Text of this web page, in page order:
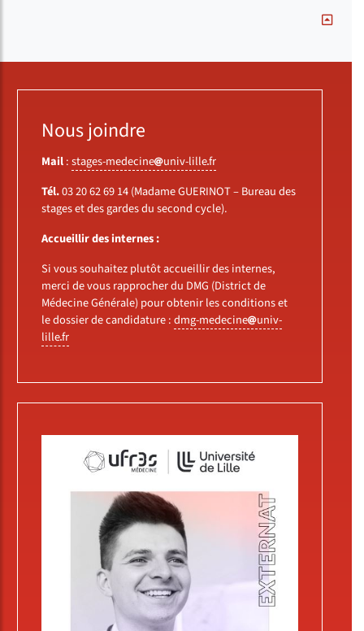
Nous joindre
Mail:stages-medecine univ-lillefr
Tél.03 20 62 69 14 (Madame GUERINOT – Bureau des
stages et des gardes du second cycle).
Accueillir des internes :
Si vous souhaitez plutôt accueillir des internes,
merci de vous rapprocher du DMG (District de
Médecine Générale) pour obtenir les conditions et
le dossier de candidature :dmg-medecine univ-
lillefr